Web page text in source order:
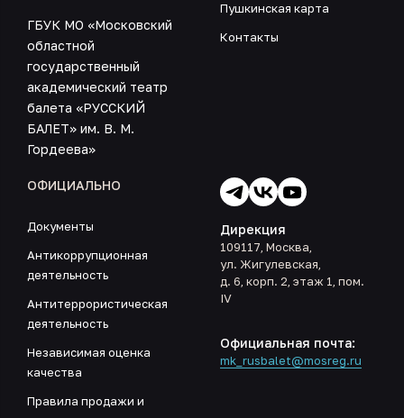
ГБУК МО «Московский
областной
государственный
академический театр
балета «РУССКИЙ
БАЛЕТ» им. В. М.
Гордеева»
Пушкинская карта
Контакты
ОФИЦИАЛЬНО
Документы
Антикоррупционная
деятельность
Антитеррористическая
деятельность
Независимая оценка
качества
Правила продажи и
Дирекция
109117, Москва,
ул. Жигулевская,
д. 6, корп. 2, этаж 1, пом.
IV
Официальная почта:
mk_rusbalet@mosreg.ru